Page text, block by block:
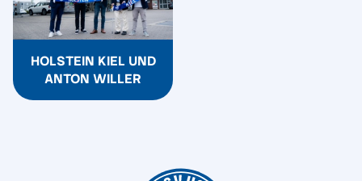
HOLSTEIN KIEL UND
ANTON WILLER